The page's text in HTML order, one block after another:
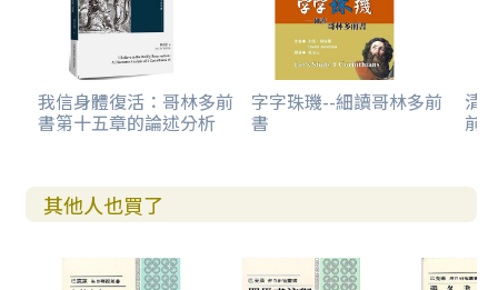
我信身體復活：哥林多前
書第十五章的論述分析
字字珠璣--細讀哥林多前
書
清
前
其他人也買了